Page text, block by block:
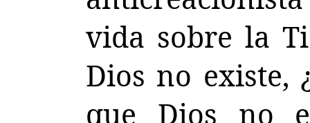
vida sobre la
Dios no existe,
que Dios no